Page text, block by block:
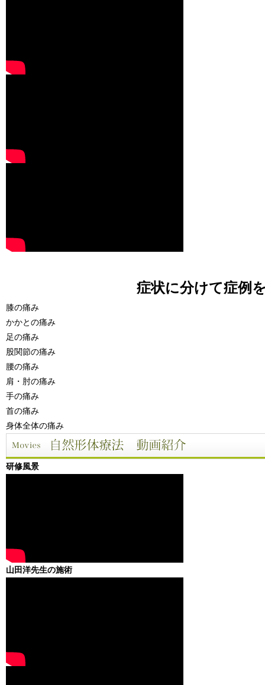
症状に分けて症例
膝の痛み
かかとの痛み
足の痛み
股関節の痛み
腰の痛み
肩・肘の痛み
手の痛み
首の痛み
身体全体の痛み
研修風景
山田洋先生の施術